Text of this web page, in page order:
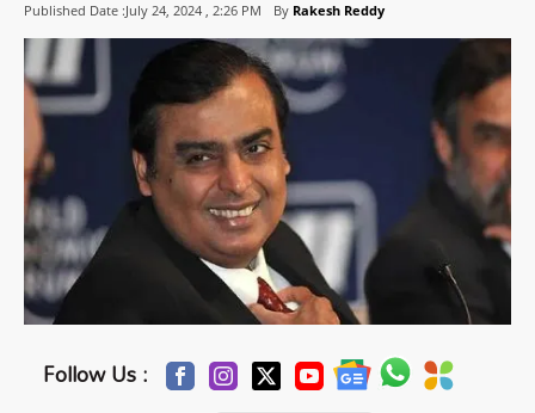
Published Date :July 24, 2024 , 2:26 PM By Rakesh Reddy
Follow Us :